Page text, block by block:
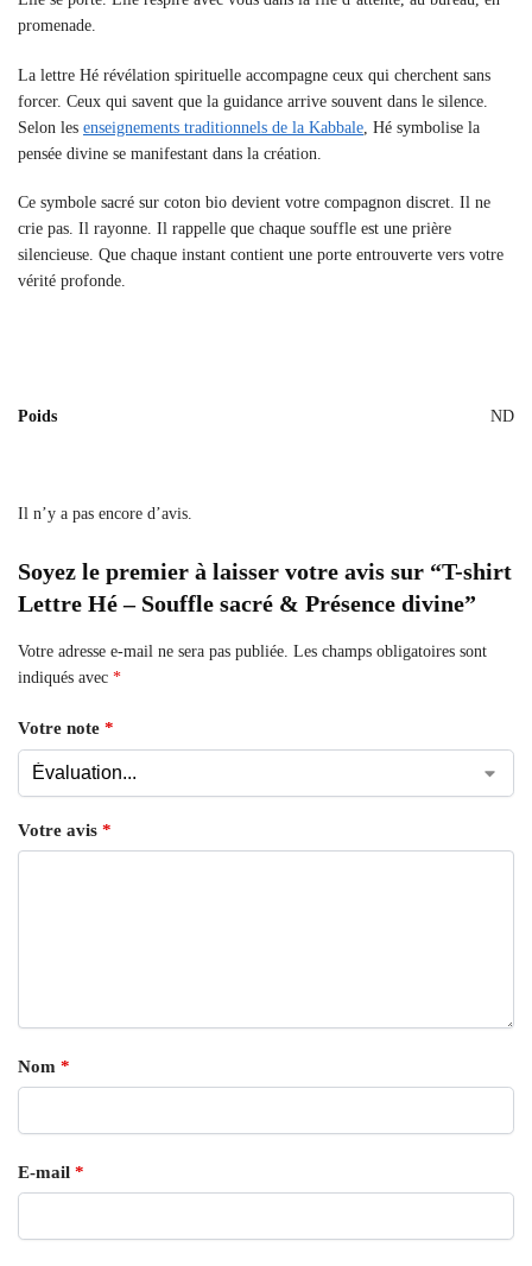
promenade.
La lettre Hé révélation spirituelle accompagne ceux qui cherchent sans
forcer. Ceux qui savent que la guidance arrive souvent dans le silence.
Selon les enseignements traditionnels de la Kabbale , Hé symbolise la
pensée divine se manifestant dans la création.
Ce symbole sacré sur coton bio devient votre compagnon discret. Il ne
crie pas. Il rayonne. Il rappelle que chaque souffle est une prière
silencieuse. Que chaque instant contient une porte entrouverte vers votre
vérité profonde.
Poids ND
Il n’y a pas encore d’avis.
Soyez le premier à laisser votre avis sur “T-shirt
Lettre Hé – Souffle sacré & Présence divine”
Votre adresse e-mail ne sera pas publiée. Les champs obligatoires sont
indiqués avec *
Votre note *
Votre avis *
Nom *
E-mail *